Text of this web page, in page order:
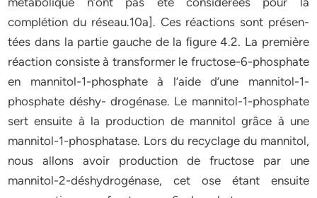
complétion du réseau.10a]. Ces réactions sont présen-
tées dans la partie gauche de la ﬁgure 4.2. La première
réaction consiste à transformer le fructose-6-phosphate
en mannitol-1-phosphate à l’aide d’une mannitol-1-
phosphate déshy- drogénase. Le mannitol-1-phosphate
sert ensuite à la production de mannitol grâce à une
mannitol-1-phosphatase. Lors du recyclage du mannitol,
nous allons avoir production de fructose par une
mannitol-2-déshydrogénase, cet ose étant ensuite